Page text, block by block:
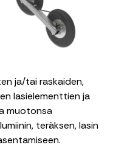
ja/tai raskaiden,
lasielementtien ja
muotonsa
teräksen, lasin